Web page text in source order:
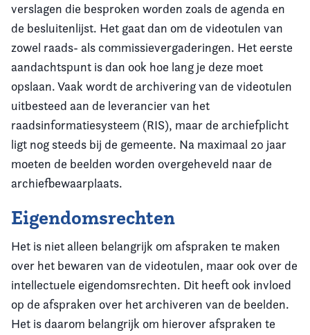
verslagen die besproken worden zoals de agenda en
de besluitenlijst. Het gaat dan om de videotulen van
zowel raads- als commissievergaderingen. Het eerste
aandachtspunt is dan ook hoe lang je deze moet
opslaan. Vaak wordt de archivering van de videotulen
uitbesteed aan de leverancier van het
raadsinformatiesysteem (RIS), maar de archiefplicht
ligt nog steeds bij de gemeente. Na maximaal 20 jaar
moeten de beelden worden overgeheveld naar de
archiefbewaarplaats.
Eigendomsrechten
Het is niet alleen belangrijk om afspraken te maken
over het bewaren van de videotulen, maar ook over de
intellectuele eigendomsrechten. Dit heeft ook invloed
op de afspraken over het archiveren van de beelden.
Het is daarom belangrijk om hierover afspraken te